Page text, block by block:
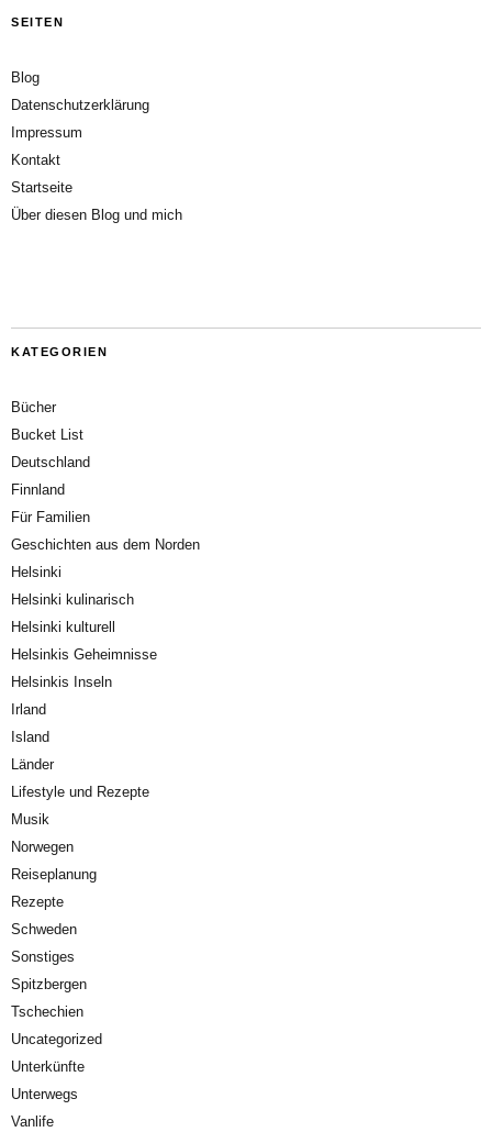
SEITEN
Blog
Datenschutzerklärung
Impressum
Kontakt
Startseite
Über diesen Blog und mich
KATEGORIEN
Bücher
Bucket List
Deutschland
Finnland
Für Familien
Geschichten aus dem Norden
Helsinki
Helsinki kulinarisch
Helsinki kulturell
Helsinkis Geheimnisse
Helsinkis Inseln
Irland
Island
Länder
Lifestyle und Rezepte
Musik
Norwegen
Reiseplanung
Rezepte
Schweden
Sonstiges
Spitzbergen
Tschechien
Uncategorized
Unterkünfte
Unterwegs
Vanlife